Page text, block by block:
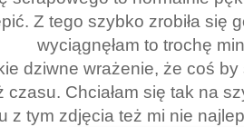
Z tego szybko zrobiła się
wyciągnęłam to trochę
dziwne wrażenie, że coś
czasu. Chciałam się tak na
z tym zdjęcia też mi nie